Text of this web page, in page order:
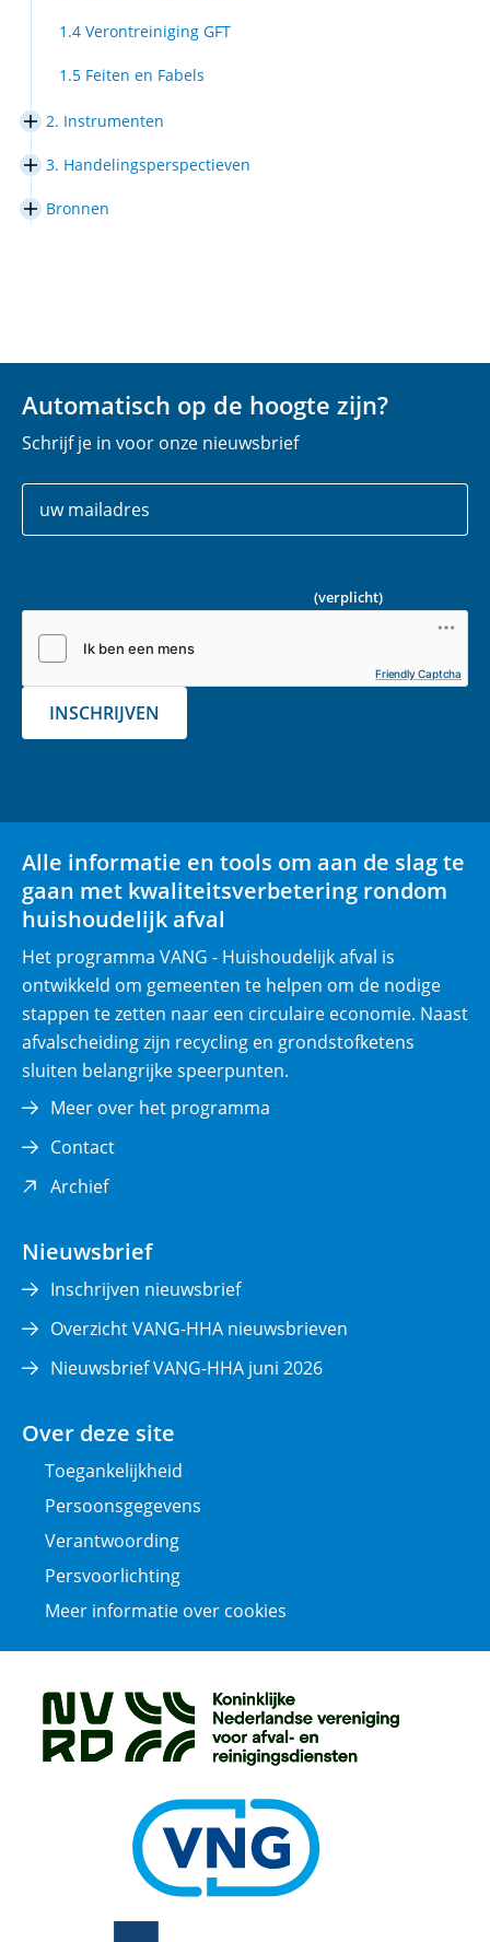
1.4 Verontreiniging GFT
1.5 Feiten en Fabels
In/uitklappen
2.
Instrumenten
2. Instrumenten
In/uitklappen
3.
Handelingsperspectieven
3. Handelingsperspectieven
In/uitklappen
Bronnen
Automatisch op de hoogte zijn?
Schrijf je in voor onze nieuwsbrief
Uw
gegevens
E
i
v
c
h
t
)
(verplicht)
Friendly Captcha
INSCHRIJVEN
Alle informatie en tools om aan de slag te
gaan met kwaliteitsverbetering rondom
huishoudelijk afval
Het programma VANG - Huishoudelijk afval is
ontwikkeld om gemeenten te helpen om de nodige
stappen te zetten naar een circulaire economie. Naast
afvalscheiding zijn recycling en grondstofketens
sluiten belangrijke speerpunten.
Meer over het programma
Contact
Archief(opent
nieuw
Nieuwsbrief
Inschrijven nieuwsbrief
Overzicht VANG-HHA nieuwsbrieven
Nieuwsbrief VANG-HHA juni 2026
Over deze site
Toegankelijkheid
Persoonsgegevens
Verantwoording
Persvoorlichting
Meer informatie over cookies